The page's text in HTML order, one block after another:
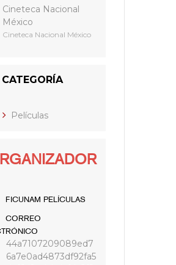
Cineteca Nacional
México
Cineteca Nacional México
CATEGORÍA
Películas
FICUNAM PELÍCULAS
CORREO
44a7107209089ed7
6a7e0ad4873df92fa5